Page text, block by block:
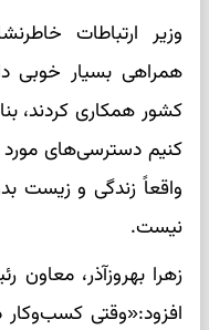
وزیر ارتباطات
همراهی بسیار خوبی
کشور همکاری کردند،
کنیم دسترسی‌های مورد
واقعاً زندگی و زیست
نیست.
زهرا بهروزآذر،‌ معاون
افزود:«وقتی